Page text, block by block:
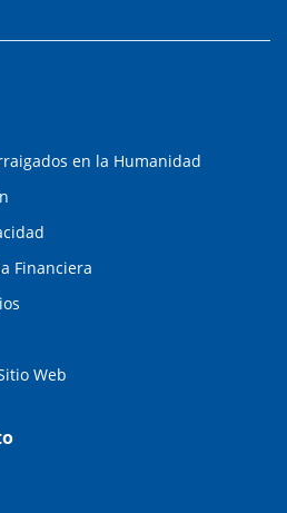
en la Humanidad
Financiera
Web